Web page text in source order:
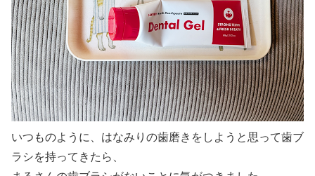
いつものように、はなみりの歯磨きをしようと思って歯ブ
ラシを持ってきたら、